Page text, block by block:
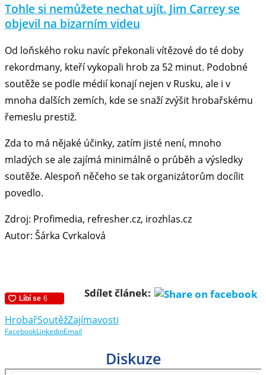
Tohle si nemůžete nechat ujít. Jim Carrey se
objevil na bizarním videu
Od loňského roku navíc překonali vítězové do té doby
rekordmany, kteří vykopali hrob za 52 minut. Podobné
soutěže se podle médií konají nejen v Rusku, ale i v
mnoha dalších zemích, kde se snaží zvýšit hrobařskému
řemeslu prestiž.
Zda to má nějaké účinky, zatím jisté není, mnoho
mladých se ale zajímá minimálně o průběh a výsledky
soutěže. Alespoň něčeho se tak organizátorům docílit
povedlo.
Zdroj: Profimedia, refresher.cz, irozhlas.cz
Autor: Šárka Cvrkalová
Sdílet článek:
HrobařSoutěžZajímavosti
FacebookLinkedinEmail
Diskuze